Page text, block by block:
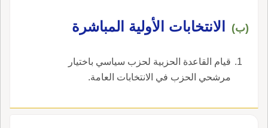
(ب) الانتخابات الأولية المباشرة
قيام القاعدة الحزبية لحزب سياسي باختيار
مرشحي الحزب في الانتخابات العامة.